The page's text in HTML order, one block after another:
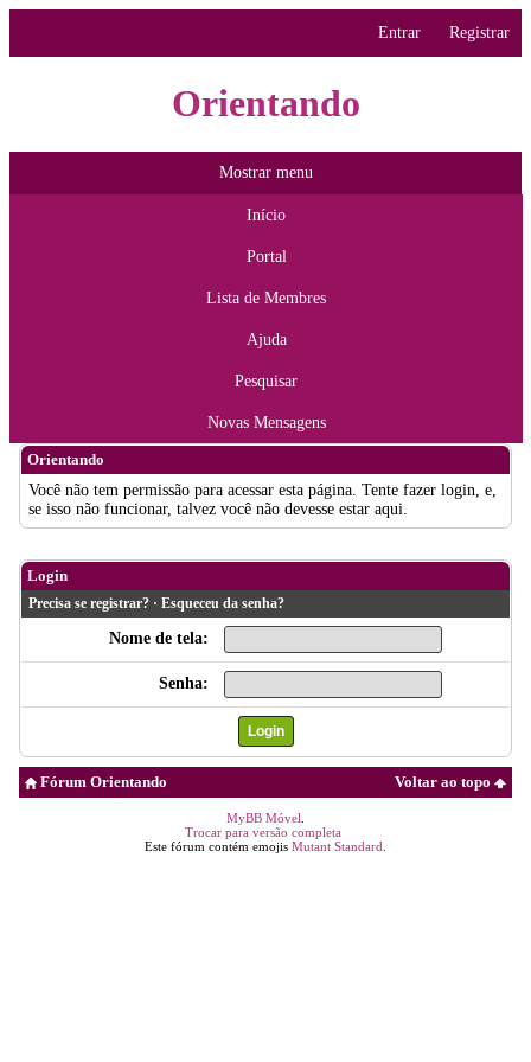
Entrar Registrar
Orientando
Mostrar menu
Início
Portal
Lista de Membres
Ajuda
Pesquisar
Novas Mensagens
Orientando
Você não tem permissão para acessar esta página. Tente fazer login, e,
se isso não funcionar, talvez você não devesse estar aqui.
Login
Precisa se registrar? · Esqueceu da senha?
Nome de tela:
Senha:
Voltar ao topo
Fórum Orientando
MyBB Móvel
Trocar para versão completa
Este fórum contém emojis Mutant Standard